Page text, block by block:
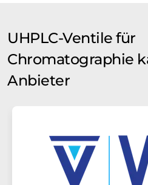
UHPLC-Ventile für
Chromatographie
Anbieter